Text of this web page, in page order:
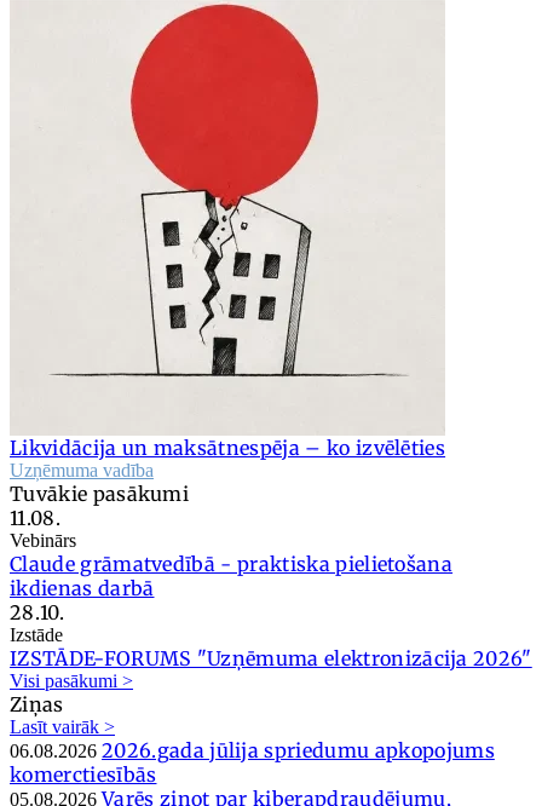
Likvidācija un maksātnespēja – ko izvēlēties
Uzņēmuma vadība
Tuvākie pasākumi
11.08.
Vebinārs
Claude grāmatvedībā - praktiska pielietošana
ikdienas darbā
28.10.
Izstāde
IZSTĀDE-FORUMS "Uzņēmuma elektronizācija 2026"
Visi pasākumi >
Ziņas
Lasīt vairāk >
06.08.2026 2026.gada jūlija spriedumu apkopojums
komerctiesībās
05.08.2026 Varēs ziņot par kiberapdraudējumu,